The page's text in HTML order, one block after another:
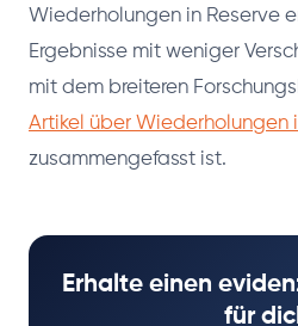
Wiederholungen in Reserve
Ergebnisse mit weniger
mit dem breiteren
Artikel über Wiederholungen
zusammengefasst ist.
Erhalte einen
für